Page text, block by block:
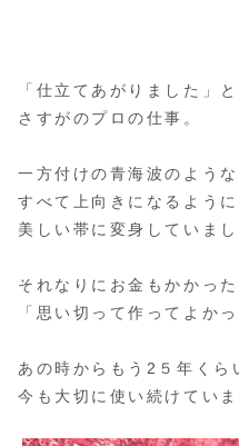
「仕立てあがりました」
さすがのプロの仕事。
一方付けの青海波のよう
すべて上向きになるよう
美しい帯に変身していまし
それなりにお金もかかっ
「思い切って作ってよか
あの時からもう2５年くら
今も大切に使い続けていま